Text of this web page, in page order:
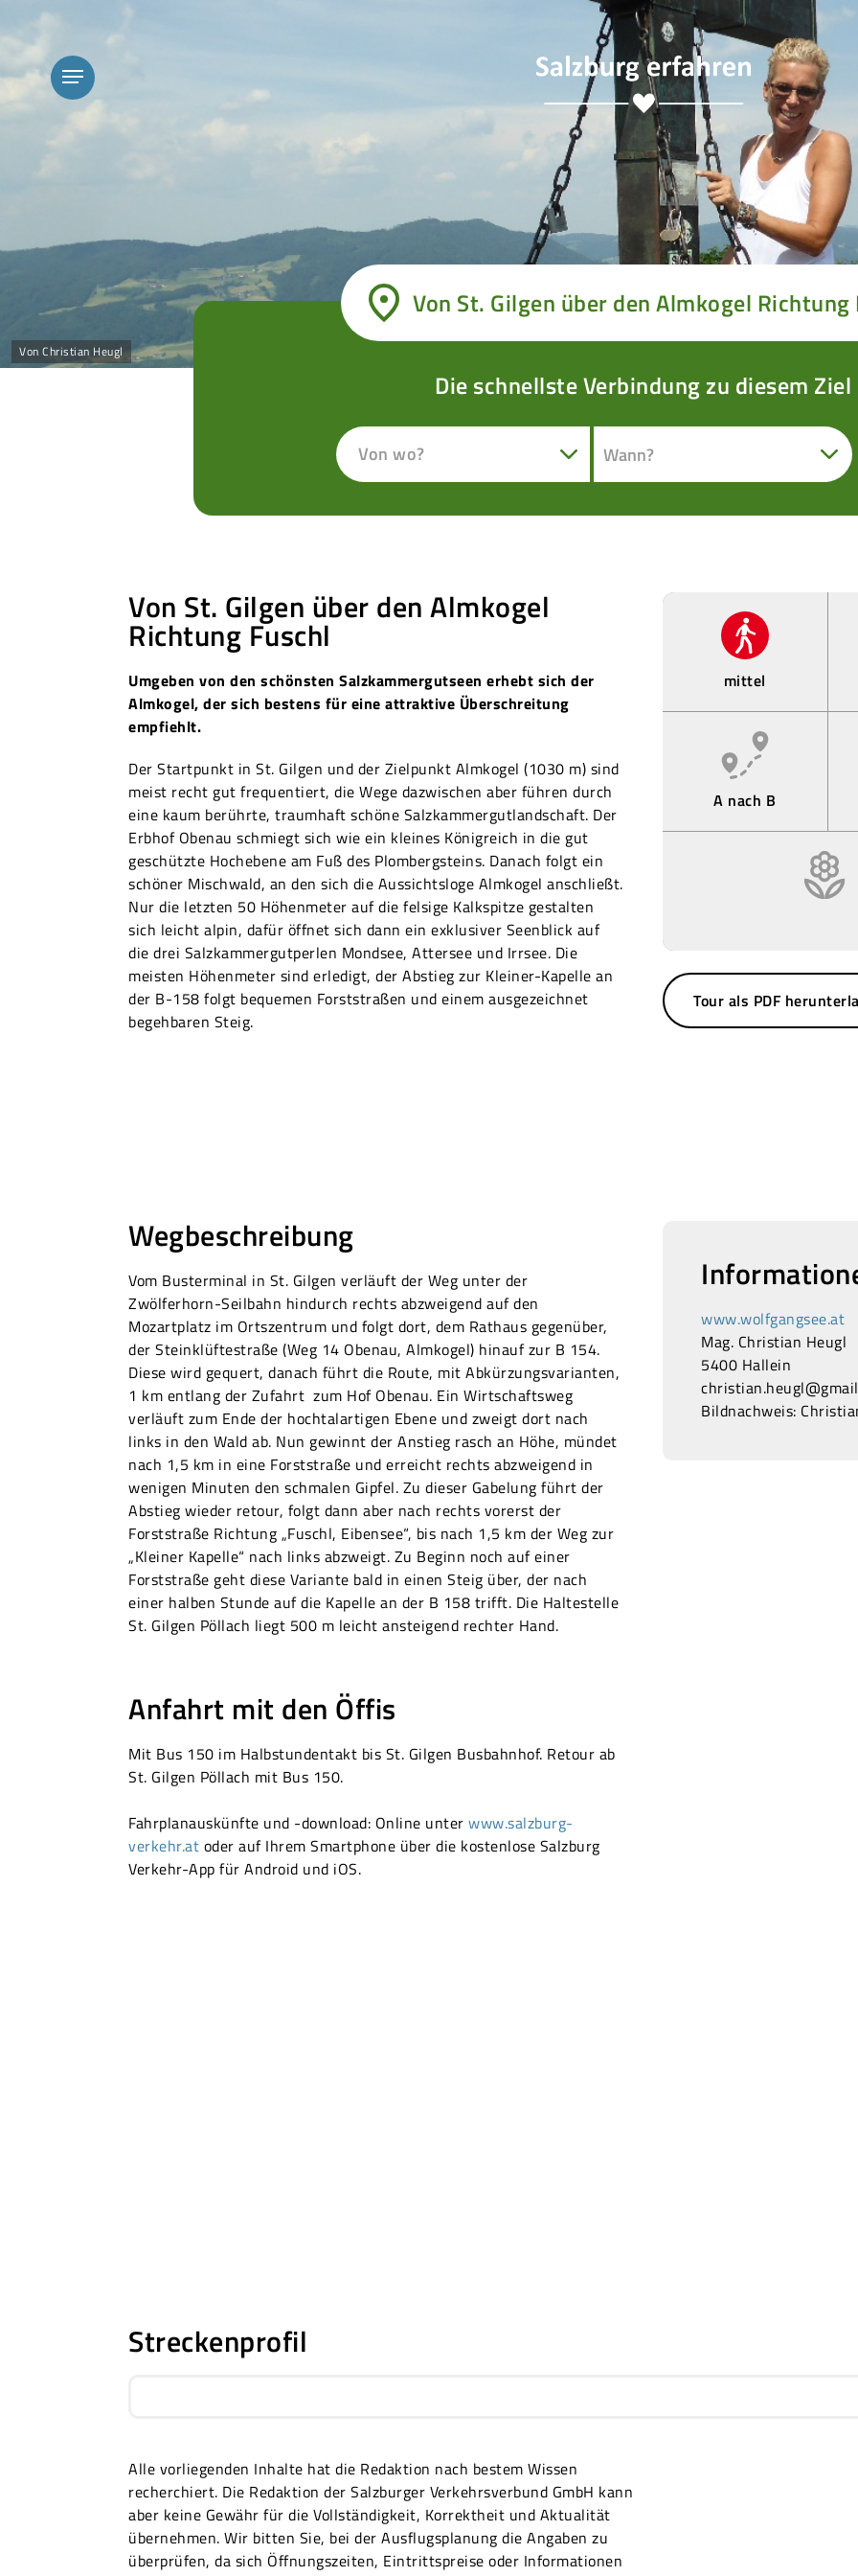
to
content Menu
Von Christian Heugl
Von St. Gilgen über den Almkogel Richtung
Die schnellste Verbindung zu diesem Ziel
Von wo?
Von St. Gilgen über den Almkogel
Richtung Fuschl
Umgeben von den schönsten Salzkammergutseen erhebt sich der
Almkogel, der sich bestens für eine attraktive Überschreitung
empfiehlt.
Der Startpunkt in St. Gilgen und der Zielpunkt Almkogel (1030 m) sind
meist recht gut frequentiert, die Wege dazwischen aber führen durch
eine kaum berührte, traumhaft schöne Salzkammergutlandschaft. Der
Erbhof Obenau schmiegt sich wie ein kleines Königreich in die gut
geschützte Hochebene am Fuß des Plombergsteins. Danach folgt ein
schöner Mischwald, an den sich die Aussichtsloge Almkogel anschließt.
Nur die letzten 50 Höhenmeter auf die felsige Kalkspitze gestalten
sich leicht alpin, dafür öffnet sich dann ein exklusiver Seenblick auf
die drei Salzkammergutperlen Mondsee, Attersee und Irrsee. Die
meisten Höhenmeter sind erledigt, der Abstieg zur Kleiner-Kapelle an
der B-158 folgt bequemen Forststraßen und einem ausgezeichnet
begehbaren Steig.
mittel
A nach B
Tour als PDF
Wegbeschreibung
Vom Busterminal in St. Gilgen verläuft der Weg unter der
Zwölferhorn-Seilbahn hindurch rechts abzweigend auf den
Mozartplatz im Ortszentrum und folgt dort, dem Rathaus gegenüber,
der Steinklüftestraße (Weg 14 Obenau, Almkogel) hinauf zur B 154.
Diese wird gequert, danach führt die Route, mit Abkürzungsvarianten,
1 km entlang der Zufahrt zum Hof Obenau. Ein Wirtschaftsweg
verläuft zum Ende der hochtalartigen Ebene und zweigt dort nach
links in den Wald ab. Nun gewinnt der Anstieg rasch an Höhe, mündet
nach 1,5 km in eine Forststraße und erreicht rechts abzweigend in
wenigen Minuten den schmalen Gipfel. Zu dieser Gabelung führt der
Abstieg wieder retour, folgt dann aber nach rechts vorerst der
Forststraße Richtung „Fuschl, Eibensee“, bis nach 1,5 km der Weg zur
„Kleiner Kapelle“ nach links abzweigt. Zu Beginn noch auf einer
Forststraße geht diese Variante bald in einen Steig über, der nach
einer halben Stunde auf die Kapelle an der B 158 trifft. Die Haltestelle
St. Gilgen Pöllach liegt 500 m leicht ansteigend rechter Hand.
www.wolfgangsee.at
Mag. Christian Heugl
5400 Hallein
Bildnachweis:
Anfahrt mit den Öffis
Mit Bus 150 im Halbstundentakt bis St. Gilgen Busbahnhof. Retour ab
St. Gilgen Pöllach mit Bus 150.
Fahrplanauskünfte und -download: Online unterwww.salzburg-
verkehr.at oder auf Ihrem Smartphone über die kostenlose Salzburg
Verkehr-App für Android und iOS.
Streckenprofil
Alle vorliegenden Inhalte hat die Redaktion nach bestem Wissen
recherchiert. Die Redaktion der Salzburger Verkehrsverbund GmbH kann
aber keine Gewähr für die Vollständigkeit, Korrektheit und Aktualität
übernehmen. Wir bitten Sie, bei der Ausflugsplanung die Angaben zu
überprüfen, da sich Öffnungszeiten, Eintrittspreise oder Informationen